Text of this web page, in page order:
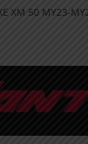
XM 50 MY23-